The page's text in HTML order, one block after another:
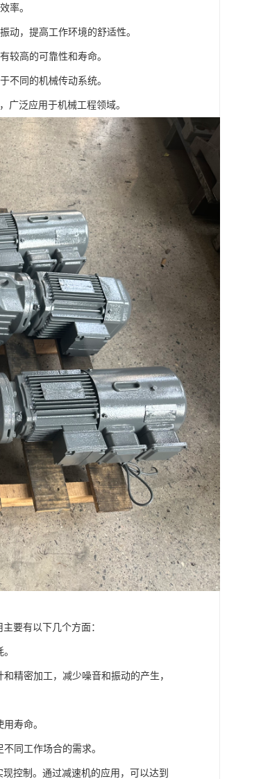
率。
动，提高工作环境的舒适性。
较高的可靠性和寿命。
不同的机械传动系统。
广泛应用于机械工程领域。
要有以下几个方面：
精密加工，减少噪音和振动的产生，
寿命。
同工作场合的需求。
控制。通过减速机的应用，可以达到